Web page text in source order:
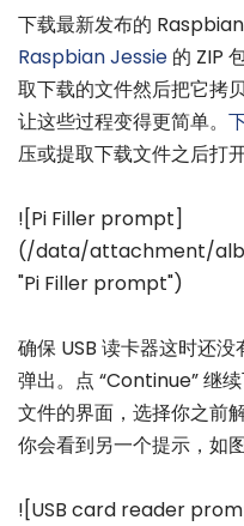
下载最新发布的
Raspbian Jessie 的 ZIP
取下载的文件然后把它拷
让这些过程变得更简单。
压或提取下载文件之后打
![Pi Filler prompt]
(/data/attachment/
"Pi Filler prompt")
确保 USB 读卡器这时还
弹出。点 “Continue” 继
文件的界面，选择你之前
你会看到另一个提示，如
![USB card reader